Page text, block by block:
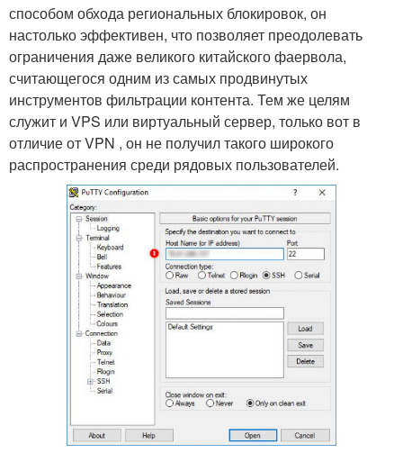
способом обхода региональных блокировок, он
настолько эффективен, что позволяет преодолевать
ограничения даже великого китайского фаервола,
считающегося одним из самых продвинутых
инструментов фильтрации контента. Тем же целям
служит и VPS или виртуальный сервер, только вот в
отличие от VPN , он не получил такого широкого
распространения среди рядовых пользователей.